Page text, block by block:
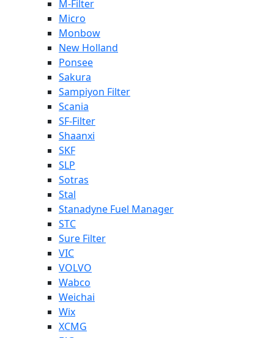
M-Filter
Micro
Monbow
New Holland
Ponsee
Sakura
Sampiyon Filter
Scania
SF-Filter
Shaanxi
SKF
SLP
Sotras
Stal
Stanadyne Fuel Manager
STC
Sure Filter
VIC
VOLVO
Wabco
Weichai
Wix
XCMG